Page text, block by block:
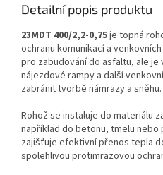
Detailní popis produktu
23MDT 400/2,2-0,75je topná
ochranu komunikací a
pro zabudování do asfaltu, ale
nájezdové rampy a další
zabránit tvorbě námrazy a sněhu.
Rohož se instaluje do materiálu
například do betonu, tmelu
zajišťuje efektivní přenos tepla
spolehlivou protimrazovou